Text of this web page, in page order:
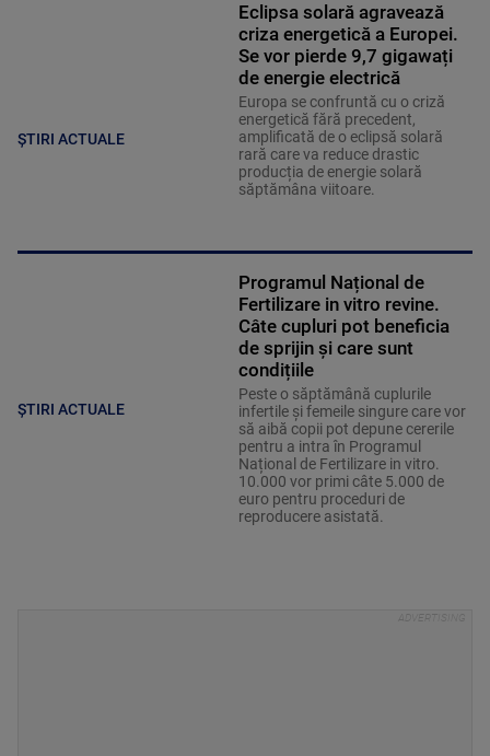
ȘTIRI ACTUALE
Eclipsa solară agravează
criza energetică a Europei.
Se vor pierde 9,7 gigawați
de energie electrică
Europa se confruntă cu o criză
energetică fără precedent,
amplificată de o eclipsă solară
rară care va reduce drastic
producția de energie solară
săptămâna viitoare.
ȘTIRI ACTUALE
Programul Național de
Fertilizare in vitro revine.
Câte cupluri pot beneficia
de sprijin și care sunt
condițiile
Peste o săptămână cuplurile
infertile și femeile singure care vor
să aibă copii pot depune cererile
pentru a intra în Programul
Național de Fertilizare in vitro.
10.000 vor primi câte 5.000 de
euro pentru proceduri de
reproducere asistată.